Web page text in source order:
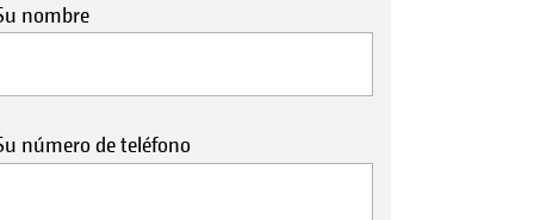
nombre
número de teléfono